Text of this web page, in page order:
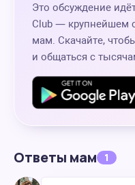
Это обсуждение
Club — крупнейшем
мам. Скачайте,
и общаться с
Ответы мам 1